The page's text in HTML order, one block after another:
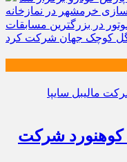
خرمشهر در نمازخانه
در بزرگترین مسابقات
کوچک جهان شرکت کرد
کوهنورد شرکت